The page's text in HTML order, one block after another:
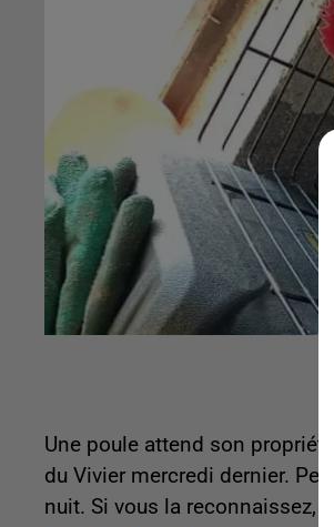
Une poule attend son
du Vivier mercredi dernier.
nuit. Si vous la reconnaissez,